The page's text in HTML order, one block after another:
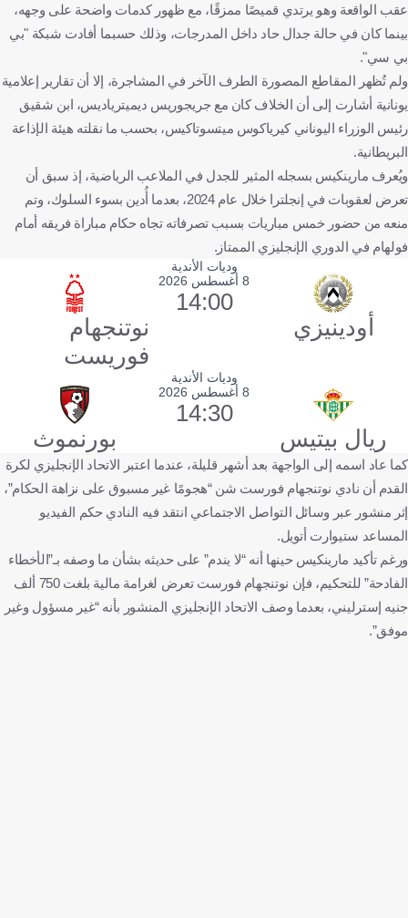
عقب الواقعة وهو يرتدي قميصًا ممزقًا، مع ظهور كدمات واضحة على وجهه،
بينما كان في حالة جدال حاد داخل المدرجات، وذلك حسبما أفادت شبكة "بي
بي سي".
ولم تُظهر المقاطع المصورة الطرف الآخر في المشاجرة، إلا أن تقارير إعلامية
يونانية أشارت إلى أن الخلاف كان مع جريجوريس ديميترياديس، ابن شقيق
رئيس الوزراء اليوناني كيرياكوس ميتسوتاكيس، بحسب ما نقلته هيئة الإذاعة
البريطانية.
ويُعرف مارينكيس بسجله المثير للجدل في الملاعب الرياضية، إذ سبق أن
تعرض لعقوبات في إنجلترا خلال عام 2024، بعدما أُدين بسوء السلوك، وتم
منعه من حضور خمس مباريات بسبب تصرفاته تجاه حكام مباراة فريقه أمام
فولهام في الدوري الإنجليزي الممتاز.
وديات الأندية
أودينيزي
8 أغسطس 2026
14:00
نوتنجهام
فوريست
وديات الأندية
ريال بيتيس
8 أغسطس 2026
14:30
بورنموث
كما عاد اسمه إلى الواجهة بعد أشهر قليلة، عندما اعتبر الاتحاد الإنجليزي لكرة
القدم أن نادي نوتنجهام فورست شن “هجومًا غير مسبوق على نزاهة الحكام”،
إثر منشور عبر وسائل التواصل الاجتماعي انتقد فيه النادي حكم الفيديو
المساعد ستيوارت أتويل.
ورغم تأكيد مارينكيس حينها أنه “لا يندم” على حديثه بشأن ما وصفه بـ”الأخطاء
الفادحة” للتحكيم، فإن نوتنجهام فورست تعرض لغرامة مالية بلغت 750 ألف
جنيه إسترليني، بعدما وصف الاتحاد الإنجليزي المنشور بأنه “غير مسؤول وغير
موفق”.